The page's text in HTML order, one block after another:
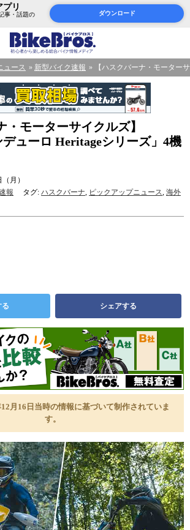
プリ
事・話題の
ダウンロード
ュース 新型バイク速報 【ハスクバーナ・モーター
・モーターサイクルズ】
ューロ Heritageシリーズ」4機
月）
報 タグ: ハスクバーナ, ピックアップニュース, 海外
る シェアする
月16日当時の情報に基づいて制作されていま
す。